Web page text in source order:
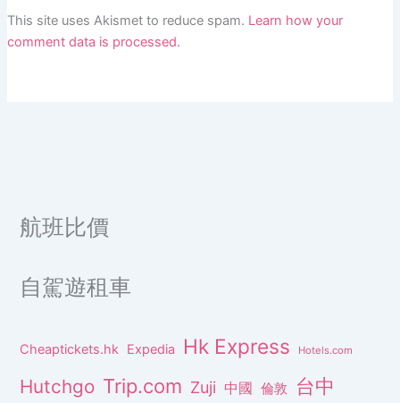
This site uses Akismet to reduce spam. Learn how your
comment data is processed.
航班比價
自駕遊租車
Cheaptickets.hk Expedia Hk Express Hotels.com
Hutchgo Trip.com Zuji 中國 倫敦 台中